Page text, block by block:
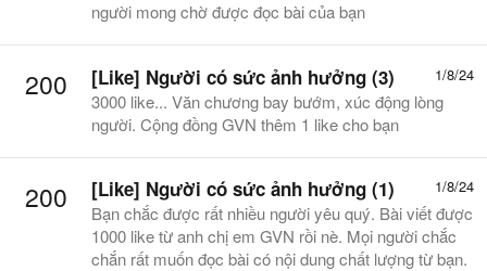
người mong chờ được đọc bài của bạn
200 1/8/24
[Like] Người có sức ảnh hưởng (3)
3000 like... Văn chương bay bướm, xúc động lòng
người. Cộng đồng GVN thêm 1 like cho bạn
200 1/8/24
[Like] Người có sức ảnh hưởng (1)
Bạn chắc được rất nhiều người yêu quý. Bài viết được
1000 like từ anh chị em GVN rồi nè. Mọi người chắc
chắn rất muốn đọc bài có nội dung chất lượng từ bạn.